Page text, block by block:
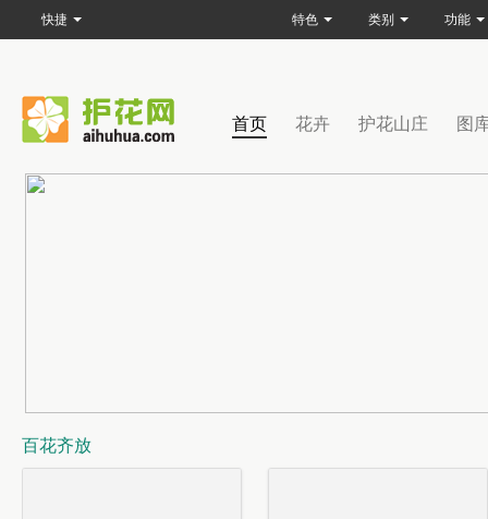
首页 花卉 护花山庄 图
百花齐放
快捷 特色 类别 功能